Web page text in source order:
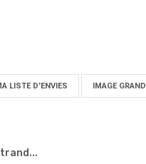
LISTE D'ENVIES IMAGE GRAND